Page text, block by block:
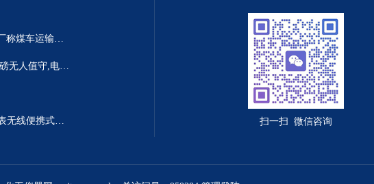
过煤车电子秤大型煤矿厂称煤车运输过120吨汽车过磅称~山西晋城市150吨卡车过磅称.内蒙古重型100吨货车过磅称
汽车衡无人值守系统,地磅无人值守,电子地磅无人值守智能化系统
SCS-XC-SC广东手持仪表无线便携式汽车衡 *便携式称重仪 扫一扫 微信咨询